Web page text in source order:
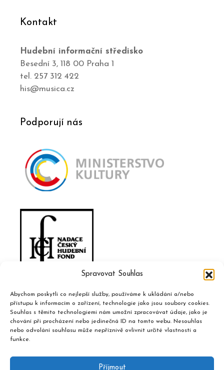
Spravovat Souhlas
Abychom poskytli co nejlepší služby, používáme k ukládání a/nebo
přístupu k informacím o zařízení, technologie jako jsou soubory cookies.
Souhlas s těmito technologiemi nám umožní zpracovávat údaje, jako je
chování při procházení nebo jedinečná ID na tomto webu. Nesouhlas
nebo odvolání souhlasu může nepříznivě ovlivnit určité vlastnosti a
funkce.
Příjmout
Kontakt
Hudební informační středisko
Besední 3, 118 00 Praha 1
tel. 257 312 422
his@musica.cz
Podporují nás